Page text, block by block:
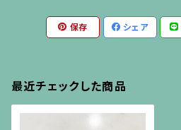
保存 シェア
最近チェックした商品